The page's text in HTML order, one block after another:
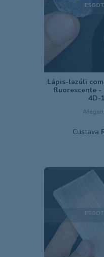
Lápis-lazúli
fluorescente -
4D-
Custava